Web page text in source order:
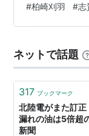
意義務 違反せ
4568604 ＝＝
#柏崎刈羽 #志
ネットで話題
317 ブックマーク
北陸電がまた訂
漏れの油は5倍超
新聞